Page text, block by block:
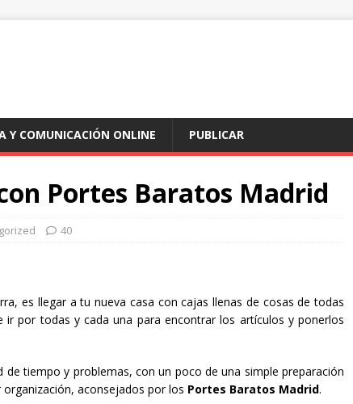
Y COMUNICACIÓN ONLINE PUBLICAR
Portes Baratos Madrid
40
es llegar a tu nueva casa con cajas llenas de cosas de todas
por todas y cada una para encontrar los artículos y ponerlos
de tiempo y problemas, con un poco de una simple preparación
aconsejados por los Portes Baratos Madrid.